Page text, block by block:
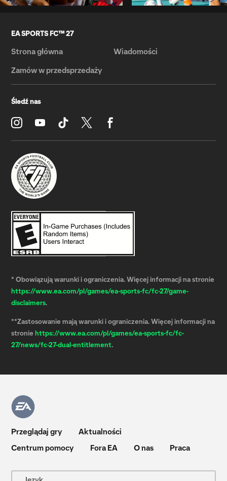
* Obowiązują warunki i ograniczenia. Więcej informacji na stronie
https://www.ea.com/pl/games/ea-sports-fc/fc-27/game-
disclaimers.
**Zastosowanie mają warunki i ograniczenia. Więcej informacji na
stronie https://www.ea.com/pl/games/ea-sports-fc/fc-
27/news/fc-27-dual-entitlement.